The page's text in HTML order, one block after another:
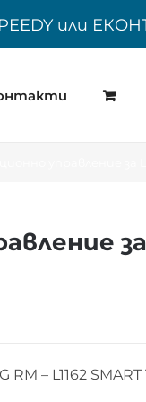
или
за
– L1162